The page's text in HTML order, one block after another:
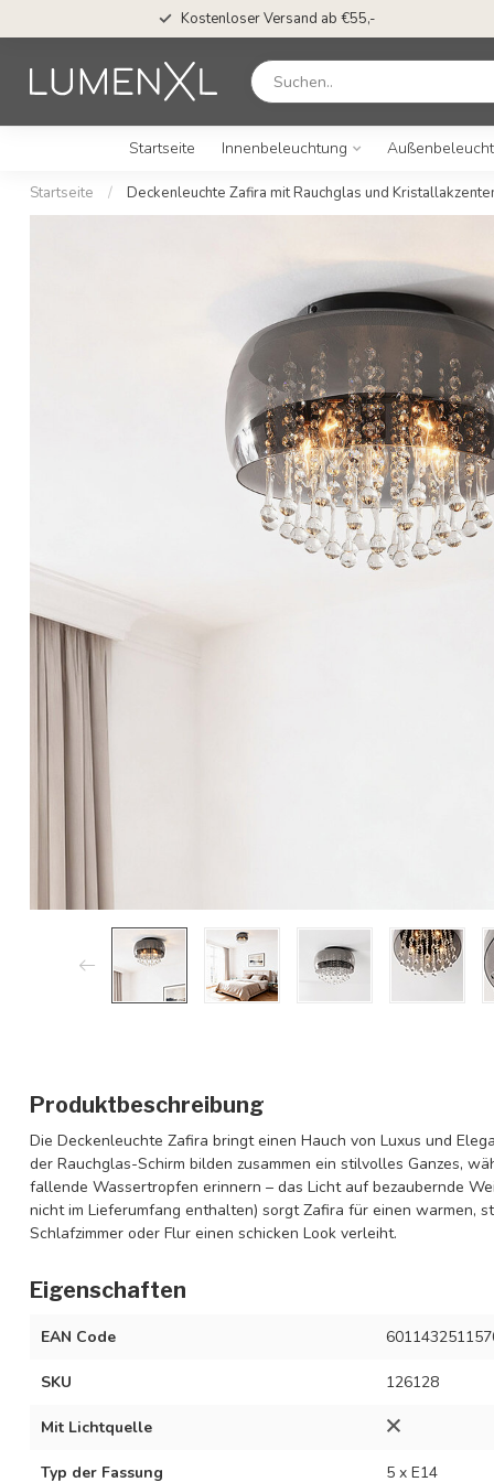
Kostenloser Versand ab €55,-
Startseite Innenbeleuchtung
Startseite / Deckenleuchte Zafira mit Rauchglas und
Produktbeschreibung
Die Deckenleuchte Zafira bringt einen Hauch von Luxus und
der Rauchglas-Schirm bilden zusammen ein stilvolles Ganzes,
fallende Wassertropfen erinnern – das Licht auf bezaubernde
nicht im Lieferumfang enthalten) sorgt Zafira für einen warmen,
Schlafzimmer oder Flur einen schicken Look verleiht.
Eigenschaften
EAN Code
SKU 126128
Mit Lichtquelle
Typ der Fassung 5 x E14